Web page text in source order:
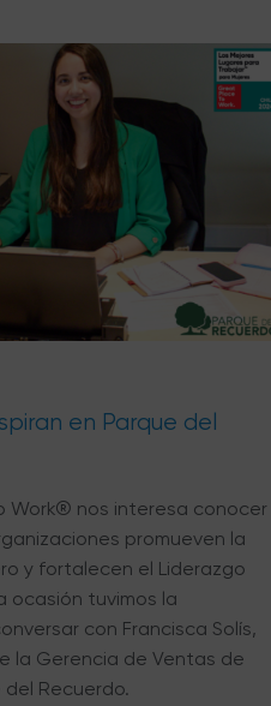
en Parque del
Work® nos interesa conocer
promueven la
y fortalecen el Liderazgo
ocasión tuvimos la
con Francisca Solís,
la Gerencia de Ventas de
del Recuerdo.